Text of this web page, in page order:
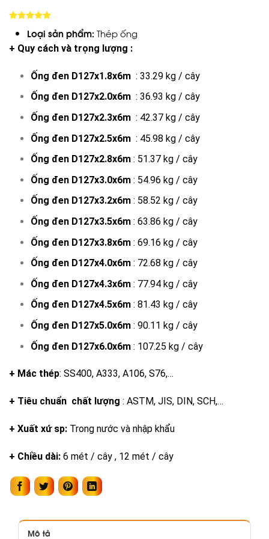
trên 5
Loại sản phẩm: Thép ống
+ Quy cách và trọng lượng :
Ống đen D127x1.8x6m : 33.29 kg / cây
Ống đen D127x2.0x6m : 36.93 kg / cây
Ống đen D127x2.3x6m : 42.37 kg / cây
Ống đen D127x2.5x6m : 45.98 kg / cây
Ống đen D127x2.8x6m : 51.37 kg / cây
Ống đen D127x3.0x6m : 54.96 kg / cây
Ống đen D127x3.2x6m : 58.52 kg / cây
Ống đen D127x3.5x6m : 63.86 kg / cây
Ống đen D127x3.8x6m : 69.16 kg / cây
Ống đen D127x4.0x6m : 72.68 kg / cây
Ống đen D127x4.3x6m : 77.94 kg / cây
Ống đen D127x4.5x6m : 81.43 kg / cây
Ống đen D127x5.0x6m : 90.11 kg / cây
Ống đen D127x6.0x6m : 107.25 kg / cây
+ Mác thép: SS400, A333, A106, S76,…
+ Tiêu chuẩn chất lượng : ASTM, JIS, DIN, SCH,…
+ Xuất xứ sp: Trong nước và nhập khẩu
+ Chiều dài: 6 mét / cây , 12 mét / cây
Mô tả